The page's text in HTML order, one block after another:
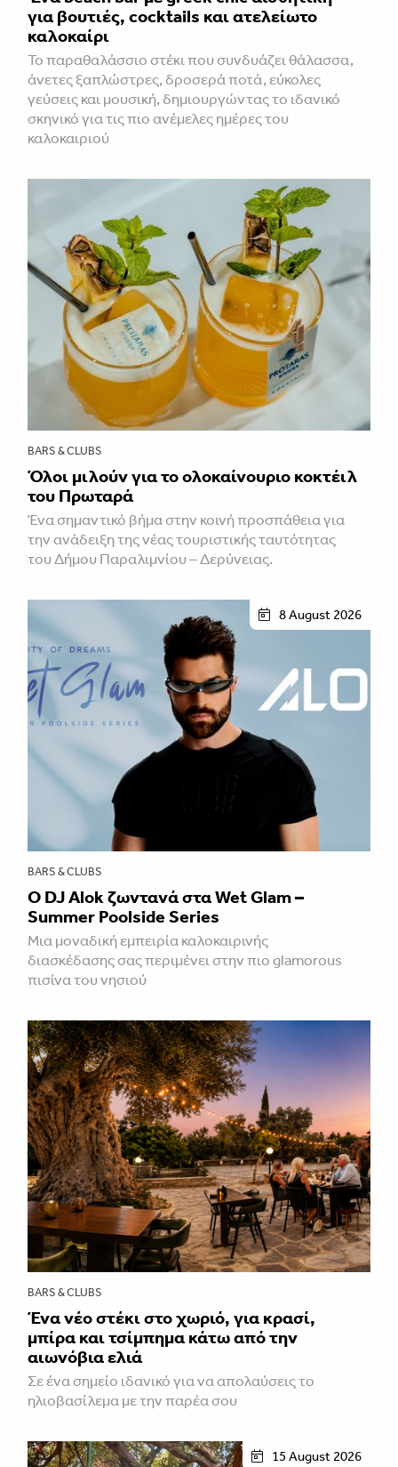
για βουτιές, cocktails και ατελείωτο
καλοκαίρι
Το παραθαλάσσιο στέκι που συνδυάζει θάλασσα,
άνετες ξαπλώστρες, δροσερά ποτά, εύκολες
γεύσεις και μουσική, δημιουργώντας το ιδανικό
σκηνικό για τις πιο ανέμελες ημέρες του
καλοκαιριού
BARS & CLUBS
Όλοι μιλούν για το ολοκαίνουριο κοκτέιλ
του Πρωταρά
Ένα σημαντικό βήμα στην κοινή προσπάθεια για
την ανάδειξη της νέας τουριστικής ταυτότητας
του Δήμου Παραλιμνίου – Δερύνειας.
8 August 2026
BARS & CLUBS
Ο DJ Alok ζωντανά στα Wet Glam –
Summer Poolside Series
Μια μοναδική εμπειρία καλοκαιρινής
διασκέδασης σας περιμένει στην πιο glamorous
πισίνα του νησιού
BARS & CLUBS
Ένα νέο στέκι στο χωριό, για κρασί,
μπίρα και τσίμπημα κάτω από την
αιωνόβια ελιά
Σε ένα σημείο ιδανικό για να απολαύσεις το
ηλιοβασίλεμα με την παρέα σου
15 August 2026